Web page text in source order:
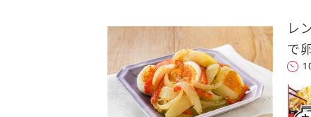
レ
で